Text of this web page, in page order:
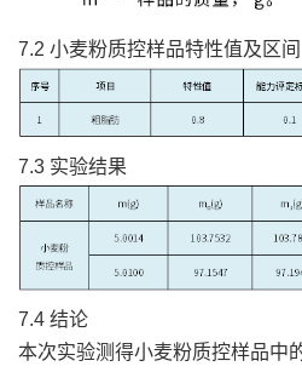
7.2 小麦粉质控样品特性值及区间
7.3 实验结果
7.4 结论
本次实验测得小麦粉质控样品中